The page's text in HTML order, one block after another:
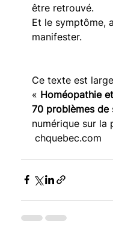
être retrouvé.
Et le symptôme,
manifester.
Ce texte est
« Homéopathie
70 problèmes de
numérique sur la
chquebec.com